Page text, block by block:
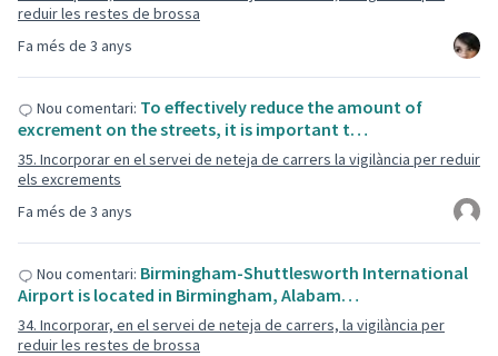
Fa més de 3 anys
reduir les restes de brossa
Fa més de 3 anys
Nou comentari: To effectively reduce the amount of
excrement on the streets, it is important t…
35. Incorporar en el servei de neteja de carrers la vigilància per reduir
els excrements
Nou comentari: Birmingham-Shuttlesworth International
Airport is located in Birmingham, Alabam…
34. Incorporar, en el servei de neteja de carrers, la vigilància per
reduir les restes de brossa